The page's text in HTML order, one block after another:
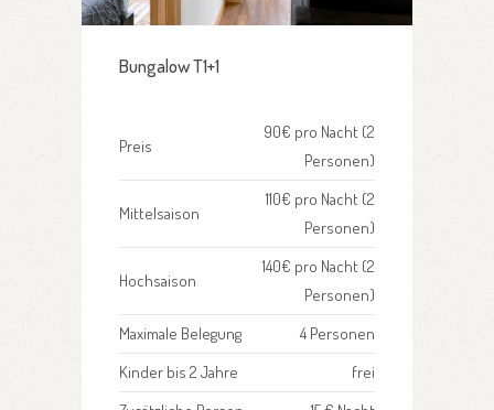
Bungalow T1+1
Preis
90€ pro Nacht (2
Personen)
Mittelsaison
110€ pro Nacht (2
Personen)
Hochsaison
140€ pro Nacht (2
Personen)
Maximale Belegung
4 Personen
Kinder bis 2 Jahre
frei